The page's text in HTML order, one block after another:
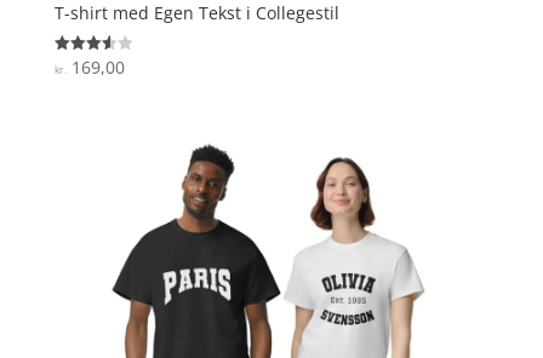
T-shirt med Egen Tekst i Collegestil
Vurderet
3.6
kr.169,00